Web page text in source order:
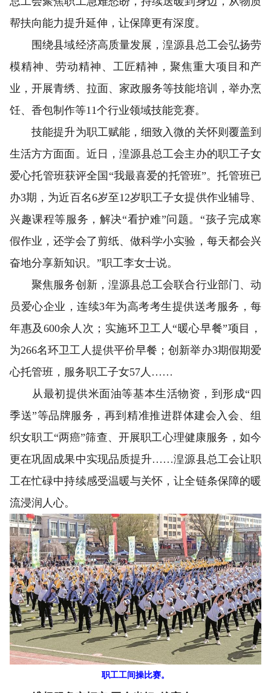
帮扶向能力提升延伸，让保障更有深度。
围绕县域经济高质量发展，湟源县总工会弘扬劳
模精神、劳动精神、工匠精神，聚焦重大项目和产
业，开展青绣、拉面、家政服务等技能培训，举办烹
饪、香包制作等11个行业领域技能竞赛。
技能提升为职工赋能，细致入微的关怀则覆盖到
生活方方面面。近日，湟源县总工会主办的职工子女
爱心托管班获评全国“我最喜爱的托管班”。托管班已
办3期，为近百名6岁至12岁职工子女提供作业辅导、
兴趣课程等服务，解决“看护难”问题。“孩子完成寒
假作业，还学会了剪纸、做科学小实验，每天都会兴
奋地分享新知识。”职工李女士说。
聚焦服务创新，湟源县总工会联合行业部门、动
员爱心企业，连续3年为高考考生提供送考服务，每
年惠及600余人次；实施环卫工人“暖心早餐”项目，
为266名环卫工人提供平价早餐；创新举办3期假期爱
心托管班，服务职工子女57人……
从最初提供米面油等基本生活物资，到形成“四
季送”等品牌服务，再到精准推进群体建会入会、组
织女职工“两癌”筛查、开展职工心理健康服务，如今
更在巩固成果中实现品质提升……湟源县总工会让职
工在忙碌中持续感受温暖与关怀，让全链条保障的暖
流浸润人心。
职工工间操比赛。